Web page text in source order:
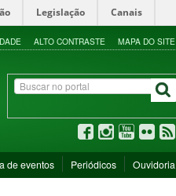
Legislação Canais
ALTO CONTRASTE MAPA DO SITE
de eventos Periódicos Ouvidoria